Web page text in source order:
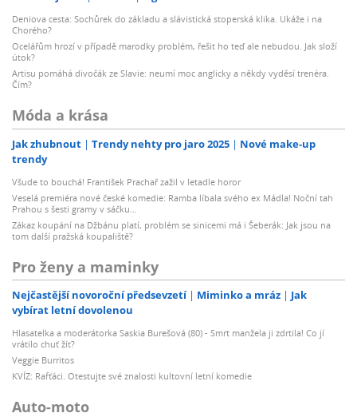
Deniova cesta: Sochůrek do základu a slávistická stoperská klika. Ukáže i na
Chorého?
Ocelářům hrozí v případě marodky problém, řešit ho teď ale nebudou. Jak složí
útok?
Artisu pomáhá divočák ze Slavie: neumí moc anglicky a někdy vyděsí trenéra.
Čím?
Móda a krása
Jak zhubnout Trendy nehty pro jaro 2025
Nové make-up
trendy
Všude to bouchá! František Prachař zažil v letadle horor
Veselá premiéra nové české komedie: Ramba líbala svého ex Mádla! Noční tah
Prahou s šesti gramy v sáčku…
Zákaz koupání na Džbánu platí, problém se sinicemi má i Šeberák: Jak jsou na
tom další pražská koupaliště?
Pro ženy a maminky
Nejčastější novoroční předsevzetí Miminko a mráz
Jak
vybírat letní dovolenou
Hlasatelka a moderátorka Saskia Burešová (80) - Smrt manžela ji zdrtila! Co jí
vrátilo chuť žít?
Veggie Burritos
KVÍZ: Rafťáci. Otestujte své znalosti kultovní letní komedie
Auto-moto